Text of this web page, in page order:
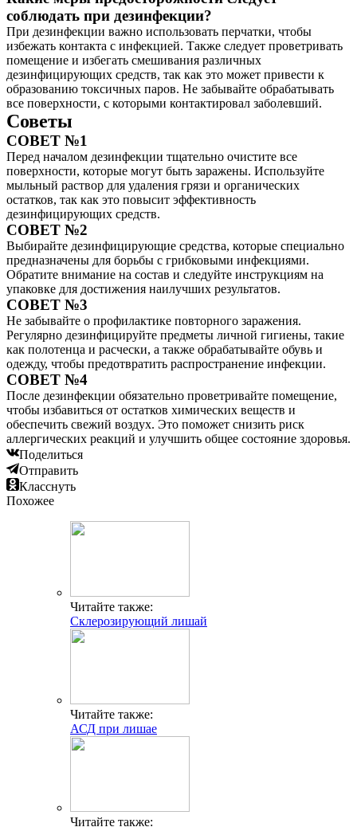
соблюдать при дезинфекции?
При дезинфекции важно использовать перчатки, чтобы
избежать контакта с инфекцией. Также следует проветривать
помещение и избегать смешивания различных
дезинфицирующих средств, так как это может привести к
образованию токсичных паров. Не забывайте обрабатывать
все поверхности, с которыми контактировал заболевший.
Советы
СОВЕТ №1
Перед началом дезинфекции тщательно очистите все
поверхности, которые могут быть заражены. Используйте
мыльный раствор для удаления грязи и органических
остатков, так как это повысит эффективность
дезинфицирующих средств.
СОВЕТ №2
Выбирайте дезинфицирующие средства, которые специально
предназначены для борьбы с грибковыми инфекциями.
Обратите внимание на состав и следуйте инструкциям на
упаковке для достижения наилучших результатов.
СОВЕТ №3
Не забывайте о профилактике повторного заражения.
Регулярно дезинфицируйте предметы личной гигиены, такие
как полотенца и расчески, а также обрабатывайте обувь и
одежду, чтобы предотвратить распространение инфекции.
СОВЕТ №4
После дезинфекции обязательно проветривайте помещение,
чтобы избавиться от остатков химических веществ и
обеспечить свежий воздух. Это поможет снизить риск
аллергических реакций и улучшить общее состояние здоровья.
Поделиться
Отправить
Класснуть
Похожее
Читайте также:
Склерозирующий лишай
Читайте также:
АСД при лишае
Читайте также: